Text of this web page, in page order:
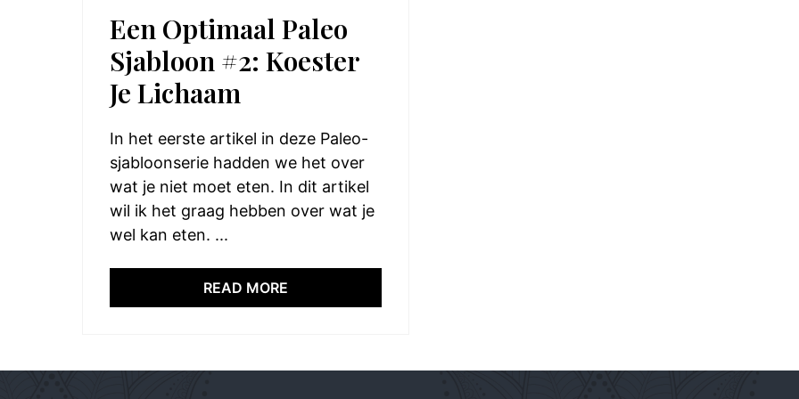
Een Optimaal Paleo
Sjabloon #2: Koester
Je Lichaam
In het eerste artikel in deze Paleo-
sjabloonserie hadden we het over
wat je niet moet eten. In dit artikel
wil ik het graag hebben over wat je
wel kan eten. ...
READ MORE